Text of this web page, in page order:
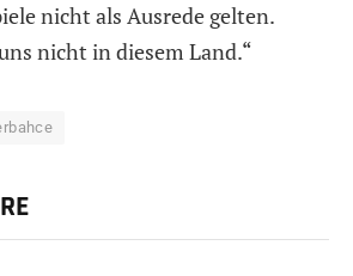
nicht als Ausrede gelten.
nicht in diesem Land.“